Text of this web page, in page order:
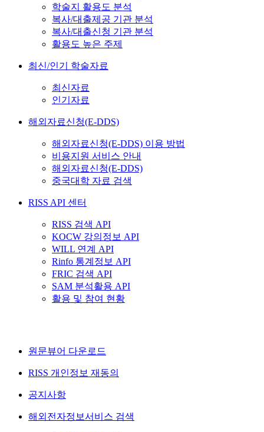
학술지 활용도 분석
복사/대출제공 기관 분석
복사/대출신청 기관 분석
활용도 높은 주제
최신/인기 학술자료
최신자료
인기자료
해외자료신청(E-DDS)
해외자료신청(E-DDS) 이용 방법
비용지원 서비스 안내
해외자료신청(E-DDS)
중국대학 자료 검색
RISS API 센터
RISS 검색 API
KOCW 강의정보 API
WILL 연계 API
Rinfo 통계정보 API
FRIC 검색 API
SAM 분석활용 API
활용 및 참여 현황
원문뷰어 다운로드
RISS 개인정보 재동의
공지사항
해외전자정보서비스 검색